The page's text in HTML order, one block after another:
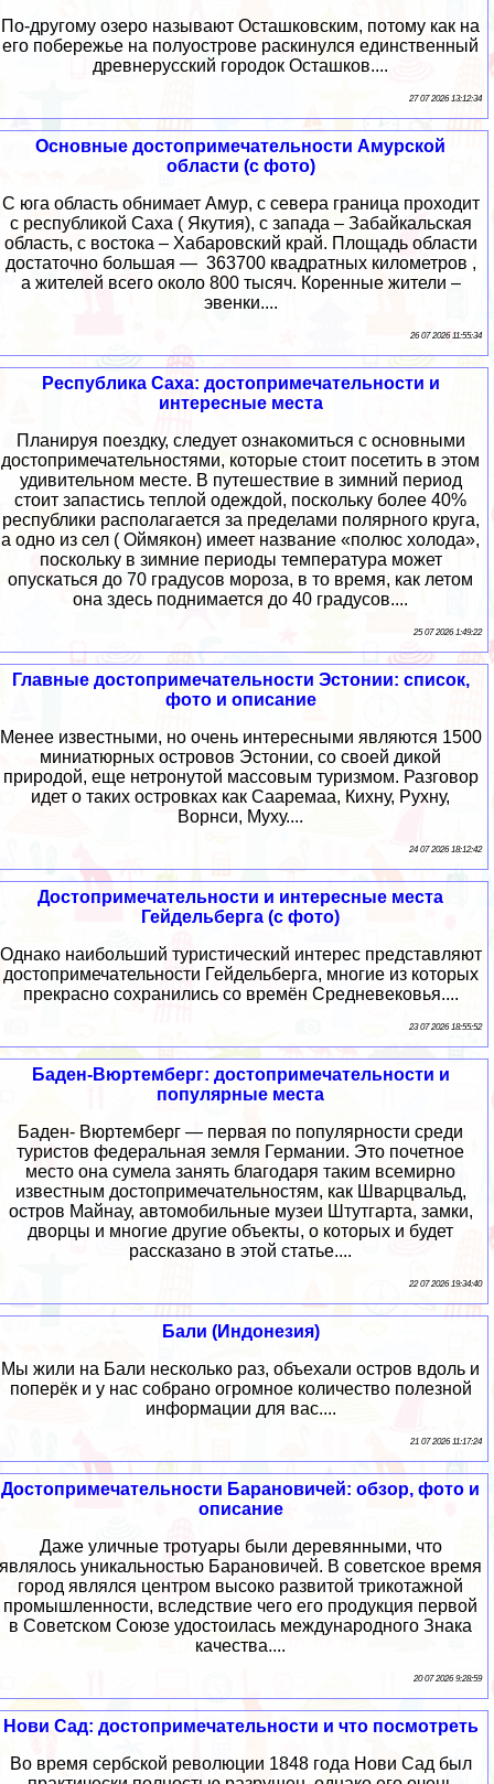
По-другому озеро называют Осташковским, потому как на
его побережье на полуострове раскинулся единственный
древнерусский городок Осташков....
27 07 2026 13:12:34
Основные достопримечательности Амурской
области (с фото)
С юга область обнимает Амур, с севера граница проходит
с республикой Саха ( Якутия), с запада – Забайкальская
область, с востока – Хабаровский край. Площадь области
достаточно большая — 363700 квадратных километров ,
а жителей всего около 800 тысяч. Коренные жители –
эвенки....
26 07 2026 11:55:34
Республика Саха: достопримечательности и
интересные места
Планируя поездку, следует ознакомиться с основными
достопримечательностями, которые стоит посетить в этом
удивительном месте. В путешествие в зимний период
стоит запастись теплой одеждой, поскольку более 40%
республики располагается за пределами полярного круга,
а одно из сел ( Оймякон) имеет название «полюс холода»,
поскольку в зимние периоды температура может
опускаться до 70 градусов мороза, в то время, как летом
она здесь поднимается до 40 градусов....
25 07 2026 1:49:22
Главные достопримечательности Эстонии: список,
фото и описание
Менее известными, но очень интересными являются 1500
миниатюрных островов Эстонии, со своей дикой
природой, еще нетронутой массовым туризмом. Разговор
идет о таких островках как Сааремаа, Кихну, Рухну,
Ворнси, Муху....
24 07 2026 18:12:42
Достопримечательности и интересные места
Гейдельберга (с фото)
Однако наибольший туристический интерес представляют
достопримечательности Гейдельберга, многие из которых
прекрасно сохранились со времён Средневековья....
23 07 2026 18:55:52
Баден-Вюртемберг: достопримечательности и
популярные места
Баден- Вюртемберг — первая по популярности среди
туристов федеральная земля Германии. Это почетное
место она сумела занять благодаря таким всемирно
известным достопримечательностям, как Шварцвальд,
остров Майнау, автомобильные музеи Штутгарта, замки,
дворцы и многие другие объекты, о которых и будет
рассказано в этой статье....
22 07 2026 19:34:40
Бали (Индонезия)
Мы жили на Бали несколько раз, объехали остров вдоль и
поперёк и у нас собрано огромное количество полезной
информации для вас....
21 07 2026 11:17:24
Достопримечательности Барановичей: обзор, фото и
описание
Даже уличные тротуары были деревянными, что
являлось уникальностью Барановичей. В советское время
город являлся центром высоко развитой трикотажной
промышленности, вследствие чего его продукция первой
в Советском Союзе удостоилась международного Знака
качества....
20 07 2026 9:28:59
Нови Сад: достопримечательности и что посмотреть
Во время сербской революции 1848 года Нови Сад был